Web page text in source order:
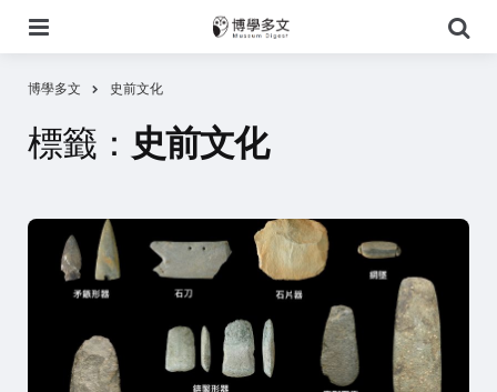
尋
博學多文 史前文化
標籤： 史前文化